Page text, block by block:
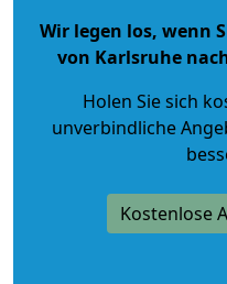
Wir legen los, wenn
von Karlsruhe
Holen Sie sich
unverbindliche
Kostenlose